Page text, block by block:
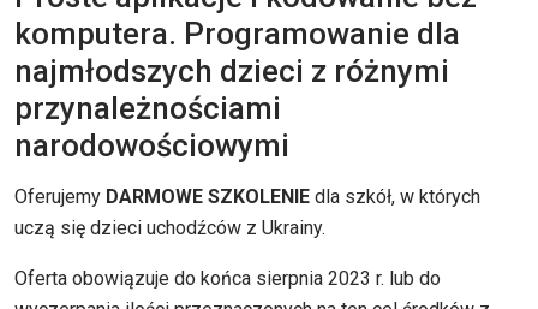
komputera. Programowanie dla
najmłodszych dzieci z różnymi
przynależnościami
narodowościowymi
Oferujemy DARMOWE SZKOLENIE dla szkół, w których
uczą się dzieci uchodźców z Ukrainy.
Oferta obowiązuje do końca sierpnia 2023 r. lub do